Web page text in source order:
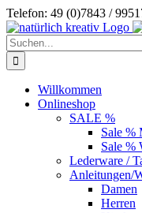
Zum
Inhalt
springen
Telefon: 49 (0)7843 /
Suche
nach:
Willkommen
Onlineshop
SALE %
Sale %
Sale %
Lederware /
Anleitungen/
Damen
Herren